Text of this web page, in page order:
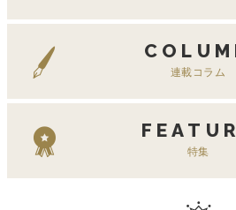
連載コラム
特集